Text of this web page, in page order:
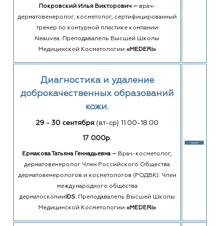
Покровский Илья Викторович – врач-
дерматовенеролог, косметолог, сертифицированный
тренер по контурной пластике компании
Neauvea. Преподавалель Высшей Школы
Медицинской Косметологии «MEDERi»
Диагностика и удаление
доброкачественных образований
кожи.
29 - 30 сентября (вт-ср) 11:00-18:00
17 000р.
Ермакова Татьяна Геннадьевна – Врач-косметолог,
дерматовенеролог Член Российского Общества
дерматовенерологов и косметологов (РОДВК). Член
международного общества
дерматоскопии IDS. Преподавалель Высшей Школы
Медицинской Косметологии «MEDERi»